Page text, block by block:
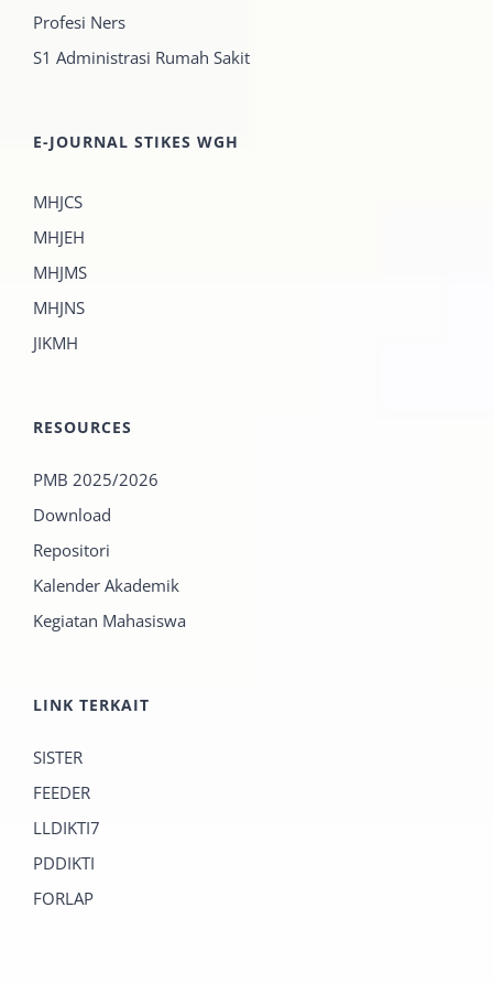
Profesi Ners
S1 Administrasi Rumah Sakit
E-JOURNAL STIKES WGH
MHJCS
MHJEH
MHJMS
MHJNS
JIKMH
RESOURCES
PMB 2025/2026
Download
Repositori
Kalender Akademik
Kegiatan Mahasiswa
LINK TERKAIT
SISTER
FEEDER
LLDIKTI7
PDDIKTI
FORLAP